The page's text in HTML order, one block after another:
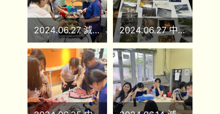
2024.06.27 減壓扎染工作坊 2024.06.27 中小學氣候拼圖活動